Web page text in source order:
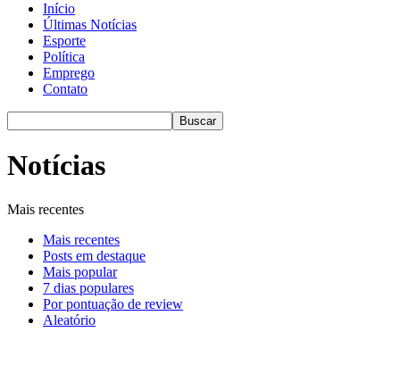
Início
Últimas Notícias
Esporte
Política
Emprego
Contato
Notícias
Mais recentes
Mais recentes
Posts em destaque
Mais popular
7 dias populares
Por pontuação de review
Aleatório